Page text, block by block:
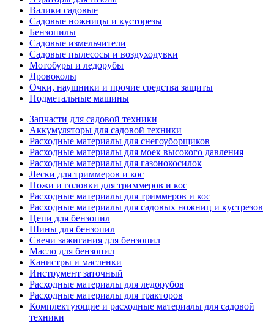
Валики садовые
Садовые ножницы и кусторезы
Бензопилы
Садовые измельчители
Садовые пылесосы и воздуходувки
Мотобуры и ледорубы
Дровоколы
Очки, наушники и прочие средства защиты
Подметальные машины
Запчасти для садовой техники
Аккумуляторы для садовой техники
Расходные материалы для снегоуборщиков
Расходные материалы для моек высокого давления
Расходные материалы для газонокосилок
Лески для триммеров и кос
Ножи и головки для триммеров и кос
Расходные материалы для триммеров и кос
Расходные материалы для садовых ножниц и кустрезов
Цепи для бензопил
Шины для бензопил
Свечи зажигания для бензопил
Масло для бензопил
Канистры и масленки
Инструмент заточный
Расходные материалы для ледорубов
Расходные материалы для тракторов
Комплектующие и расходные материалы для садовой
техники